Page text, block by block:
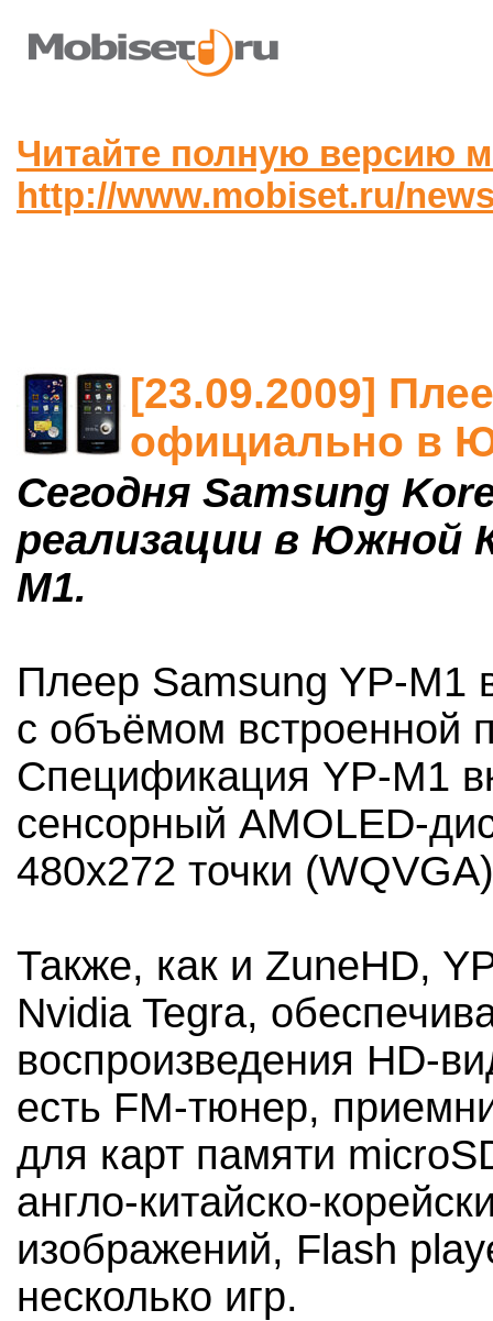
Читайте полную версию
http://www.mobiset.ru/
[23.09.2009]
официально в
Сегодня Samsung
реализации в Южной
M1.
Плеер Samsung YP-M1
с объёмом встроенной
Спецификация YP-M1
сенсорный AMOLED-
480х272 точки
Также, как и ZuneHD,
Nvidia Tegra,
воспроизведения HD-
есть FM-тюнер,
для карт памяти
англо-китайско-
изображений, Flash
несколько игр.